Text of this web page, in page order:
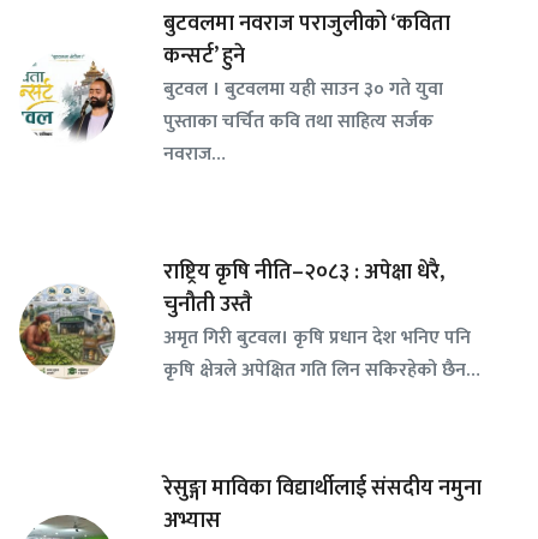
बुटवलमा नवराज पराजुलीको ‘कविता
कन्सर्ट’ हुने
बुटवल । बुटवलमा यही साउन ३० गते युवा
पुस्ताका चर्चित कवि तथा साहित्य सर्जक
नवराज…
राष्ट्रिय कृषि नीति–२०८३ : अपेक्षा धेरै,
चुनौती उस्तै
अमृत गिरी बुटवल। कृषि प्रधान देश भनिए पनि
कृषि क्षेत्रले अपेक्षित गति लिन सकिरहेको छैन…
रेसुङ्गा माविका विद्यार्थीलाई संसदीय नमुना
अभ्यास